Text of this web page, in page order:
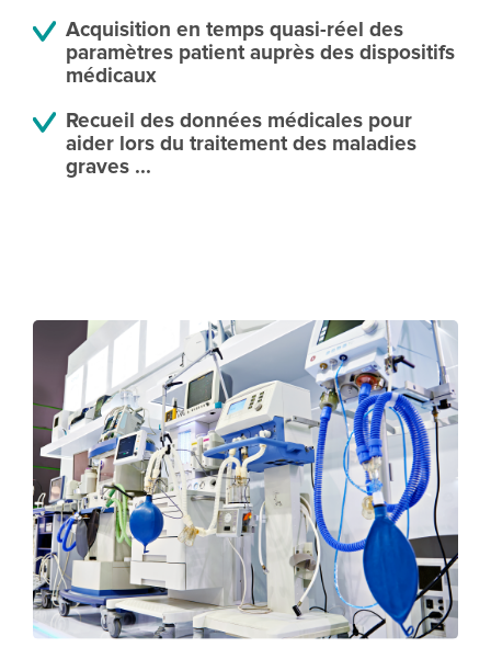
Acquisition en temps quasi-réel des
paramètres patient auprès des dispositifs
médicaux
Recueil des données médicales pour
aider lors du traitement des maladies
graves ...